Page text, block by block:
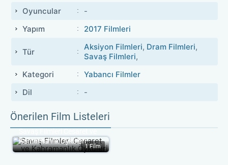
Oyuncular
-
Yapım
2017 Filmleri
Tür Aksiyon Filmleri, Dram Filmleri,
Savaş Filmleri,
Kategori
Yabancı Filmler
Dil
-
Önerilen Film Listeleri
Kahramanlık Öyküleri
1 Film